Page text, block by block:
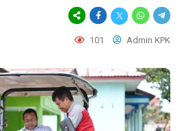
101 Admin KPK